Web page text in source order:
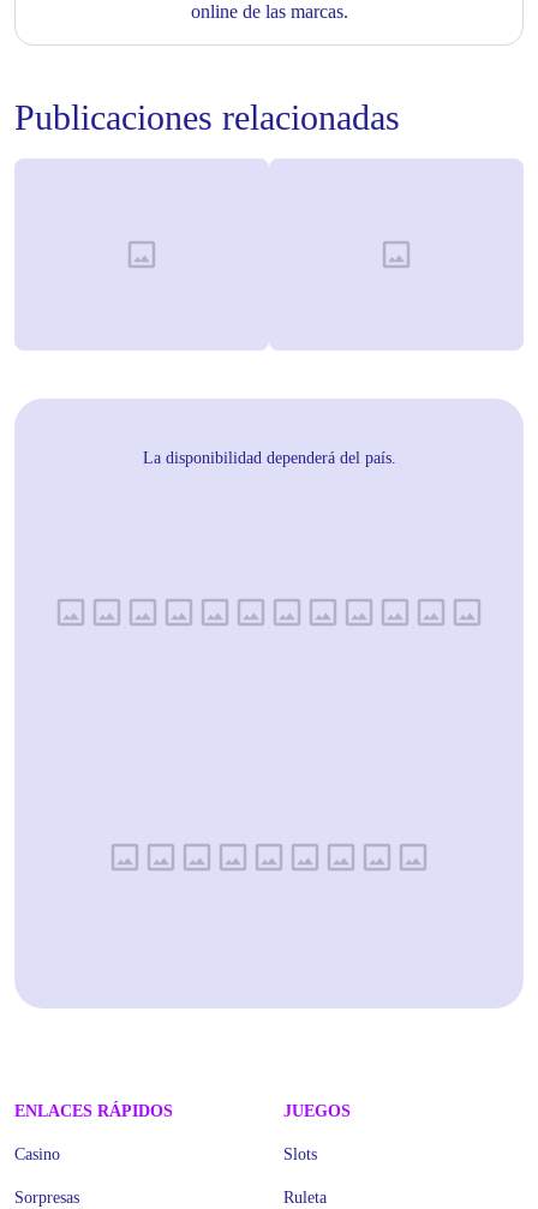
online de las marcas.
Publicaciones relacionadas
La disponibilidad dependerá del país.
ENLACES RÁPIDOS
Casino
Sorpresas
JUEGOS
Slots
Ruleta